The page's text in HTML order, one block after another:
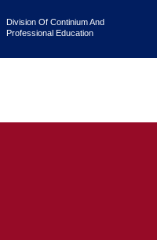
Division Of Continium And
Professional Education